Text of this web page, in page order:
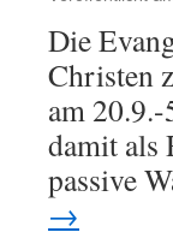
Die
Christen
am
damit als
passive
→